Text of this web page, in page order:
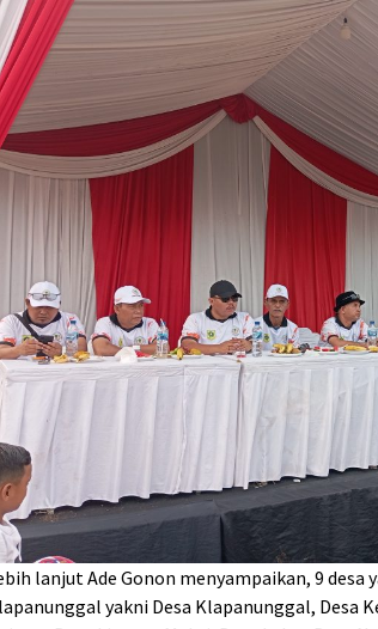
lanjut Ade Gonon menyampaikan, 9
yakni Desa Klapanunggal, Desa